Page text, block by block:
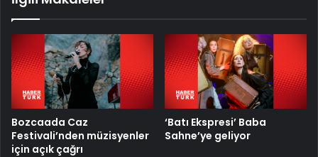
Bozcaada Caz
Festivali’nden müzisyenler
için açık çağrı
‘Batı Ekspresi’ Baba
Sahne’ye geliyor